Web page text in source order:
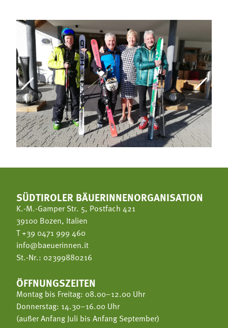
SÜDTIROLER BÄUERINNENORGANISATION
K.-M.-Gamper Str. 5, Postfach 421
39100 Bozen, Italien
T+39 0471 999 460
info@baeuerinnen.it
St.-Nr.: 02399880216
ÖFFNUNGSZEITEN
Montag bis Freitag: 08.00–12.00 Uhr
Donnerstag: 14.30–16.00 Uhr
(außer Anfang Juli bis Anfang September)